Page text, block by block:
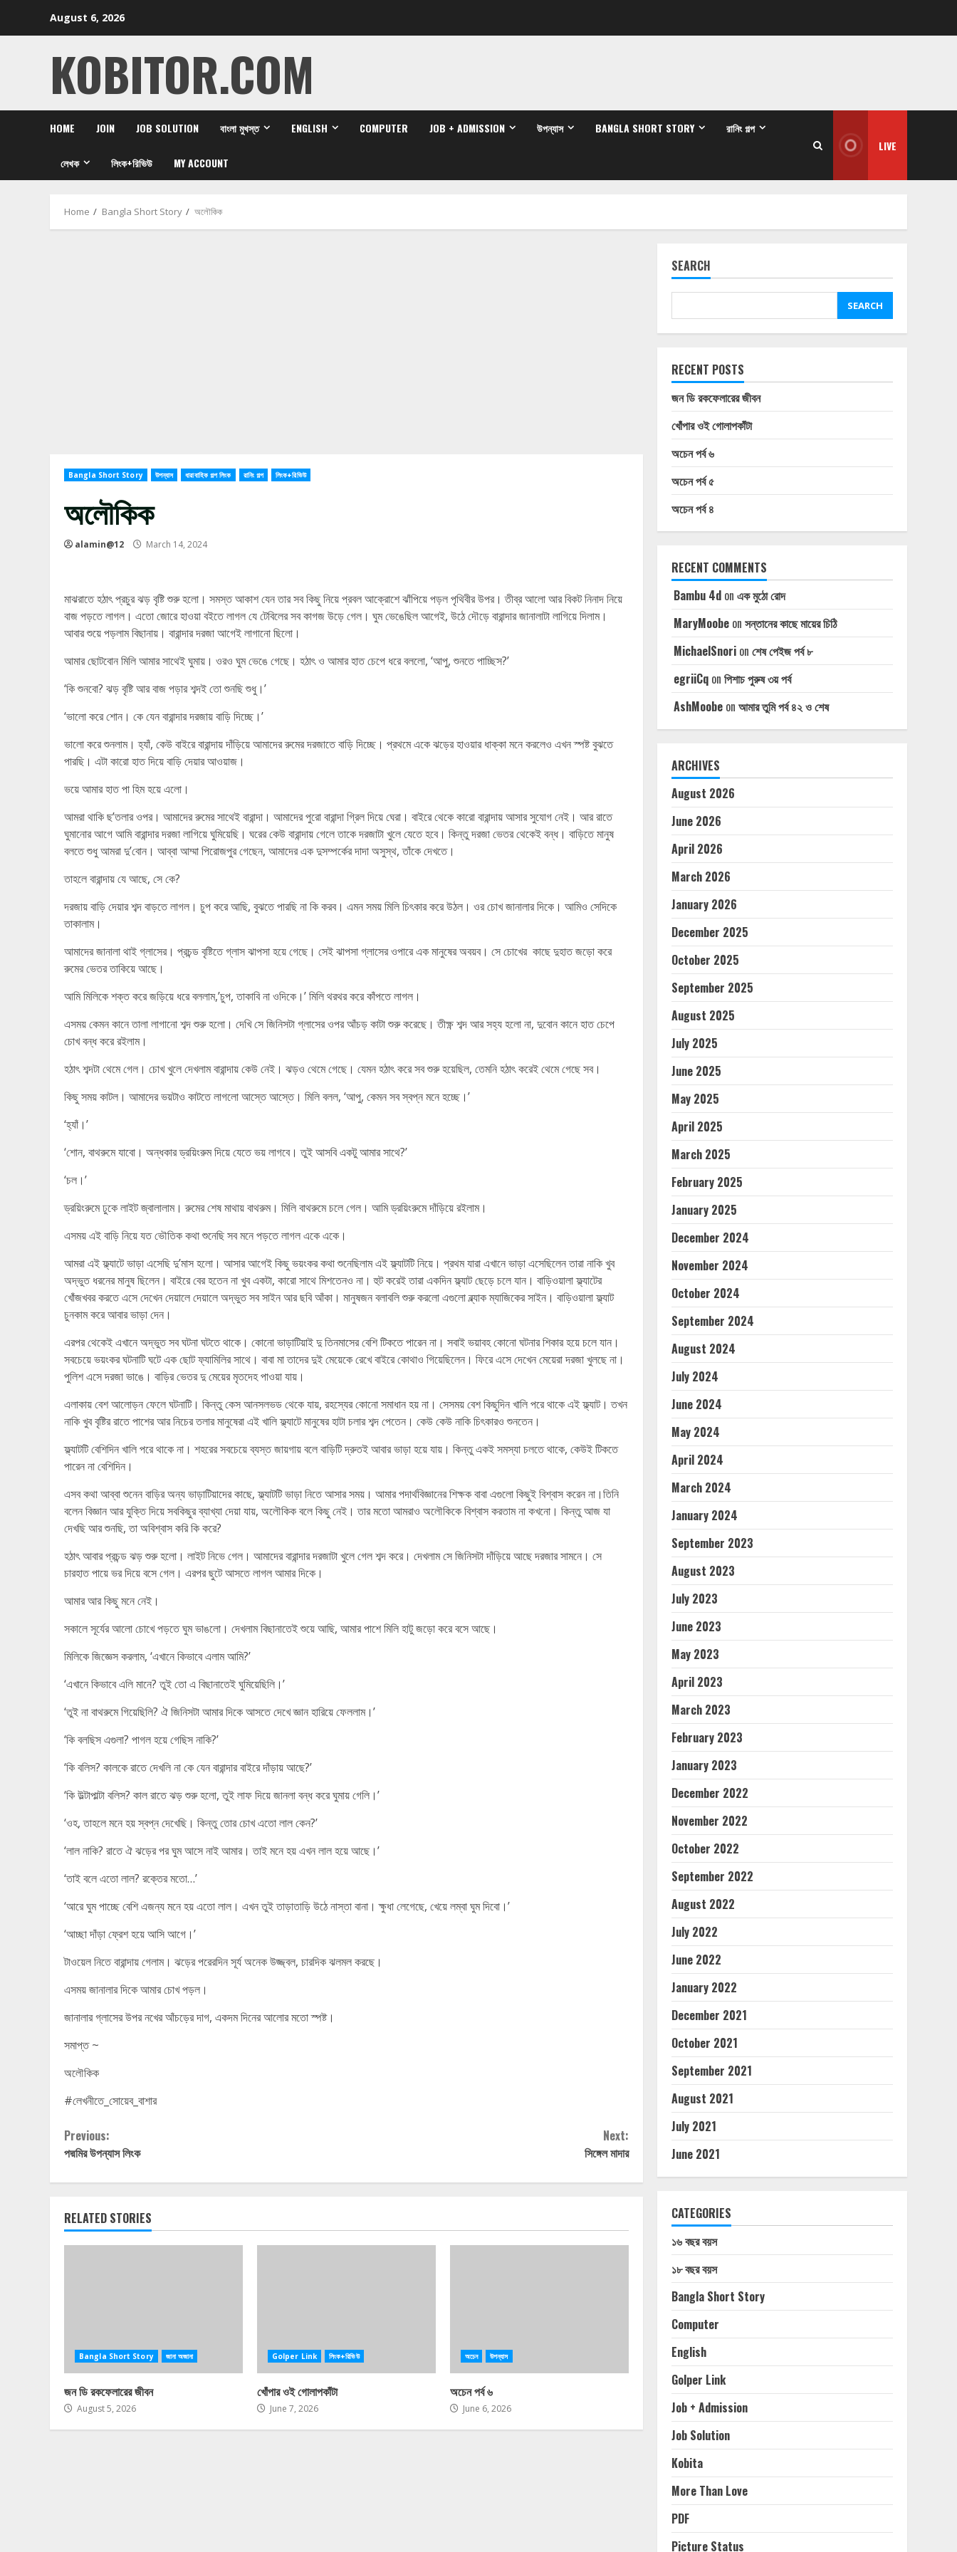
August 6, 2026
KOBITOR.COM
HOME JOIN JOB SOLUTION বাংলা মুখস্ত ENGLISH COMPUTER JOB + ADMISSION উপন্যাস BANGLA SHORT STORY রানিং গল্প
লেখক লিংক+রিভিউ MY ACCOUNT
LIVE
Home Bangla Short Story অলৌকিক
Bangla Short Story উপন্যাস ধারাবাহিক গল্প লিংক রানিং গল্প লিংক+রিভিউ
অলৌকিক
alamin@12 March 14, 2024
মাঝরাতে হঠাৎ প্রচুর ঝড় বৃষ্টি শুরু হলো। সমস্ত আকাশ যেন তার সব কিছু নিয়ে প্রবল আক্রোশে ঝাঁপিয়ে পড়ল পৃথিবীর উপর। তীব্র আলো আর বিকট নিনাদ নিয়ে
বাজ পড়তে লাগল। এতো জোরে হাওয়া বইতে লাগল যে টেবিলের সব কাগজ উড়ে গেল। ঘুম ভেঙেছিল আগেই, উঠে দৌড়ে বারান্দার জানালাটা লাগিয়ে দিলাম।
আবার শুয়ে পড়লাম বিছানায়। বারান্দার দরজা আগেই লাগানো ছিলো।
আমার ছোটবোন মিলি আমার সাথেই ঘুমায়। ওরও ঘুম ভেঙে গেছে। হঠাৎ ও আমার হাত চেপে ধরে বললো, ‘আপু, শুনতে পাচ্ছিস?’
‘কি শুনবো? ঝড় বৃষ্টি আর বাজ পড়ার শব্দই তো শুনছি শুধু।’
‘ভালো করে শোন। কে যেন বারান্দার দরজায় বাড়ি দিচ্ছে।’
ভালো করে শুনলাম। হ্যাঁ, কেউ বাইরে বারান্দায় দাঁড়িয়ে আমাদের রুমের দরজাতে বাড়ি দিচ্ছে। প্রথমে একে ঝড়ের হাওয়ার ধাক্কা মনে করলেও এখন স্পষ্ট বুঝতে
পারছি। এটা কারো হাত দিয়ে বাড়ি দেয়ার আওয়াজ।
ভয়ে আমার হাত পা হিম হয়ে এলো।
আমরা থাকি ছ’তলার ওপর। আমাদের রুমের সাথেই বারান্দা। আমাদের পুরো বারান্দা গ্রিল দিয়ে ঘেরা। বাইরে থেকে কারো বারান্দায় আসার সুযোগ নেই। আর রাতে
ঘুমানোর আগে আমি বারান্দার দরজা লাগিয়ে ঘুমিয়েছি। ঘরের কেউ বারান্দায় গেলে তাকে দরজাটা খুলে যেতে হবে। কিন্তু দরজা ভেতর থেকেই বন্ধ। বাড়িতে মানুষ
বলতে শুধু আমরা দু’বোন। আব্বা আম্মা পিরোজপুর গেছেন, আমাদের এক দুসম্পর্কের দাদা অসুস্থ, তাঁকে দেখতে।
তাহলে বারান্দায় যে আছে, সে কে?
দরজায় বাড়ি দেয়ার শব্দ বাড়তে লাগল। চুপ করে আছি, বুঝতে পারছি না কি করব। এমন সময় মিলি চিৎকার করে উঠল। ওর চোখ জানালার দিকে। আমিও সেদিকে
তাকালাম।
আমাদের জানালা থাই গ্লাসের। প্রচন্ড বৃষ্টিতে গ্লাস ঝাপসা হয়ে গেছে। সেই ঝাপসা গ্লাসের ওপারে এক মানুষের অবয়ব। সে চোখের কাছে দুহাত জড়ো করে
রুমের ভেতর তাকিয়ে আছে।
আমি মিলিকে শক্ত করে জড়িয়ে ধরে বললাম,’চুপ, তাকাবি না ওদিকে।’ মিলি থরথর করে কাঁপতে লাগল।
এসময় কেমন কানে তালা লাগানো শব্দ শুরু হলো। দেখি সে জিনিসটা গ্লাসের ওপর আঁচড় কাটা শুরু করেছে। তীক্ষ্ণ শব্দ আর সহ্য হলো না, দুবোন কানে হাত চেপে
চোখ বন্ধ করে রইলাম।
হঠাৎ শব্দটা থেমে গেল। চোখ খুলে দেখলাম বারান্দায় কেউ নেই। ঝড়ও থেমে গেছে। যেমন হঠাৎ করে সব শুরু হয়েছিল, তেমনি হঠাৎ করেই থেমে গেছে সব।
কিছু সময় কাটল। আমাদের ভয়টাও কাটতে লাগলো আস্তে আস্তে। মিলি বলল, ‘আপু, কেমন সব স্বপ্ন মনে হচ্ছে।’
‘হ্যাঁ।’
‘শোন, বাথরুমে যাবো। অন্ধকার ড্রয়িংরুম দিয়ে যেতে ভয় লাগবে। তুই আসবি একটু আমার সাথে?’
‘চল।’
ড্রয়িংরুমে ঢুকে লাইট জ্বালালাম। রুমের শেষ মাথায় বাথরুম। মিলি বাথরুমে চলে গেল। আমি ড্রয়িংরুমে দাঁড়িয়ে রইলাম।
এসময় এই বাড়ি নিয়ে যত ভৌতিক কথা শুনেছি সব মনে পড়তে লাগল একে একে।
আমরা এই ফ্ল্যাটে ভাড়া এসেছি দু’মাস হলো। আসার আগেই কিছু ভয়ংকর কথা শুনেছিলাম এই ফ্ল্যাটটি নিয়ে। প্রথম যারা এখানে ভাড়া এসেছিলেন তারা নাকি খুব
অদ্ভুত ধরনের মানুষ ছিলেন। বাইরে বের হতেন না খুব একটা, কারো সাথে মিশতেনও না। হুট করেই তারা একদিন ফ্ল্যাট ছেড়ে চলে যান। বাড়িওয়ালা ফ্ল্যাটের
খোঁজখবর করতে এসে দেখেন দেয়ালে দেয়ালে অদ্ভুত সব সাইন আর ছবি আঁকা। মানুষজন বলাবলি শুরু করলো এগুলো ব্ল্যাক ম্যাজিকের সাইন। বাড়িওয়ালা ফ্ল্যাট
চুনকাম করে আবার ভাড়া দেন।
এরপর থেকেই এখানে অদ্ভুত সব ঘটনা ঘটতে থাকে। কোনো ভাড়াটিয়াই দু তিনমাসের বেশি টিকতে পারেন না। সবাই ভয়াবহ কোনো ঘটনার শিকার হয়ে চলে যান।
সবচেয়ে ভয়ংকর ঘটনাটি ঘটে এক ছোট ফ্যামিলির সাথে। বাবা মা তাদের দুই মেয়েকে রেখে বাইরে কোথাও গিয়েছিলেন। ফিরে এসে দেখেন মেয়েরা দরজা খুলছে না।
পুলিশ এসে দরজা ভাঙে। বাড়ির ভেতর দু মেয়ের মৃতদেহ পাওয়া যায়।
এলাকায় বেশ আলোড়ন ফেলে ঘটনাটি। কিন্তু কেস আনসলভড থেকে যায়, রহস্যের কোনো সমাধান হয় না। সেসময় বেশ কিছুদিন খালি পরে থাকে এই ফ্ল্যাট। তখন
নাকি খুব বৃষ্টির রাতে পাশের আর নিচের তলার মানুষেরা এই খালি ফ্ল্যাটে মানুষের হাটা চলার শব্দ পেতেন। কেউ কেউ নাকি চিৎকারও শুনতেন।
ফ্ল্যাটটি বেশিদিন খালি পরে থাকে না। শহরের সবচেয়ে ব্যস্ত জায়গায় বলে বাড়িটি দ্রুতই আবার ভাড়া হয়ে যায়। কিন্তু একই সমস্যা চলতে থাকে, কেউই টিকতে
পারেন না বেশিদিন।
এসব কথা আব্বা শুনেন বাড়ির অন্য ভাড়াটিয়াদের কাছে, ফ্ল্যাটটি ভাড়া নিতে আসার সময়। আমার পদার্থবিজ্ঞানের শিক্ষক বাবা এগুলো কিছুই বিশ্বাস করেন না।তিনি
বলেন বিজ্ঞান আর যুক্তি দিয়ে সবকিছুর ব্যাখ্যা দেয়া যায়, অলৌকিক বলে কিছু নেই। তার মতো আমরাও অলৌকিকে বিশ্বাস করতাম না কখনো। কিন্তু আজ যা
দেখছি আর শুনছি, তা অবিশ্বাস করি কি করে?
হঠাৎ আবার প্রচন্ড ঝড় শুরু হলো। লাইট নিভে গেল। আমাদের বারান্দার দরজাটা খুলে গেল শব্দ করে। দেখলাম সে জিনিসটা দাঁড়িয়ে আছে দরজার সামনে। সে
চারহাত পায়ে ভর দিয়ে বসে গেল। এরপর ছুটে আসতে লাগল আমার দিকে।
আমার আর কিছু মনে নেই।
সকালে সূর্যের আলো চোখে পড়তে ঘুম ভাঙলো। দেখলাম বিছানাতেই শুয়ে আছি, আমার পাশে মিলি হাটু জড়ো করে বসে আছে।
মিলিকে জিজ্ঞেস করলাম, ‘এখানে কিভাবে এলাম আমি?’
‘এখানে কিভাবে এলি মানে? তুই তো এ বিছানাতেই ঘুমিয়েছিলি।’
‘তুই না বাথরুমে গিয়েছিলি? ঐ জিনিসটা আমার দিকে আসতে দেখে জ্ঞান হারিয়ে ফেললাম।’
‘কি বলছিস এগুলা? পাগল হয়ে গেছিস নাকি?’
‘কি বলিস? কালকে রাতে দেখলি না কে যেন বারান্দার বাইরে দাঁড়ায় আছে?’
‘কি উল্টাপাল্টা বলিস? কাল রাতে ঝড় শুরু হলো, তুই লাফ দিয়ে জানলা বন্ধ করে ঘুমায় গেলি।’
‘ওহ, তাহলে মনে হয় স্বপ্ন দেখেছি। কিন্তু তোর চোখ এতো লাল কেন?’
‘লাল নাকি? রাতে ঐ ঝড়ের পর ঘুম আসে নাই আমার। তাই মনে হয় এখন লাল হয়ে আছে।’
‘তাই বলে এতো লাল? রক্তের মতো…’
‘আরে ঘুম পাচ্ছে বেশি এজন্য মনে হয় এতো লাল। এখন তুই তাড়াতাড়ি উঠে নাস্তা বানা। ক্ষুধা লেগেছে, খেয়ে লম্বা ঘুম দিবো।’
‘আচ্ছা দাঁড়া ফ্রেশ হয়ে আসি আগে।’
টাওয়েল নিতে বারান্দায় গেলাম। ঝড়ের পরেরদিন সূর্য অনেক উজ্জ্বল, চারদিক ঝলমল করছে।
এসময় জানালার দিকে আমার চোখ পড়ল।
জানালার গ্লাসের উপর নখের আঁচড়ের দাগ, একদম দিনের আলোর মতো স্পষ্ট।
সমাপ্ত ~
অলৌকিক
#লেখনীতে_সোয়েব_বাশার
Continue
Reading
Previous:
পদ্মমির উপন্যাস লিংক
Next:
সিঙ্গেল মাদার
RELATED STORIES
Bangla Short Story জানা অজানা
জন ডি রকফেলারের জীবন
August 5, 2026
Golper Link লিংক+রিভিউ
খোঁপার ওই গোলাপকাঁটা
June 7, 2026
অচেন উপন্যাস
অচেন পর্ব ৬
June 6, 2026
SEARCH
SEARCH
RECENT POSTS
জন ডি রকফেলারের জীবন
খোঁপার ওই গোলাপকাঁটা
অচেন পর্ব ৬
অচেন পর্ব ৫
অচেন পর্ব ৪
RECENT COMMENTS
Bambu 4don এক মুঠো রোদ
MaryMoobeon সন্তানের কাছে মায়ের চিঠি
MichaelSnorion শেষ পেইজ পর্ব ৮
egriiCqon পিশাচ পুরুষ ৩য় পর্ব
AshMoobeon আমার তুমি পর্ব ৪২ ও শেষ
ARCHIVES
August 2026
June 2026
April 2026
March 2026
January 2026
December 2025
October 2025
September 2025
August 2025
July 2025
June 2025
May 2025
April 2025
March 2025
February 2025
January 2025
December 2024
November 2024
October 2024
September 2024
August 2024
July 2024
June 2024
May 2024
April 2024
March 2024
January 2024
September 2023
August 2023
July 2023
June 2023
May 2023
April 2023
March 2023
February 2023
January 2023
December 2022
November 2022
October 2022
September 2022
August 2022
July 2022
June 2022
January 2022
December 2021
October 2021
September 2021
August 2021
July 2021
June 2021
CATEGORIES
১৬ বছর বয়স
১৮ বছর বয়স
Bangla Short Story
Computer
English
Golper Link
Job + Admission
Job Solution
Kobita
More Than Love
PDF
Picture Status